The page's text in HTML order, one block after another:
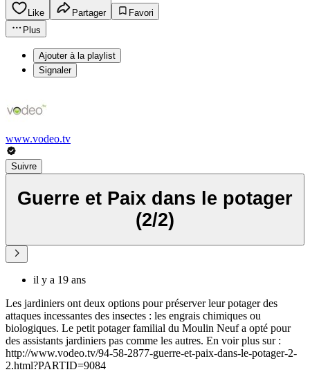
Like Partager
Favori
Plus
Ajouter à la playlist
Signaler
www.vodeo.tv
Suivre
Guerre et Paix dans le potager
(2/2)
il y a 19 ans
Les jardiniers ont deux options pour préserver leur potager des
attaques incessantes des insectes : les engrais chimiques ou
biologiques. Le petit potager familial du Moulin Neuf a opté pour
des assistants jardiniers pas comme les autres. En voir plus sur :
http://www.vodeo.tv/94-58-2877-guerre-et-paix-dans-le-potager-2-
2.html?PARTID=9084